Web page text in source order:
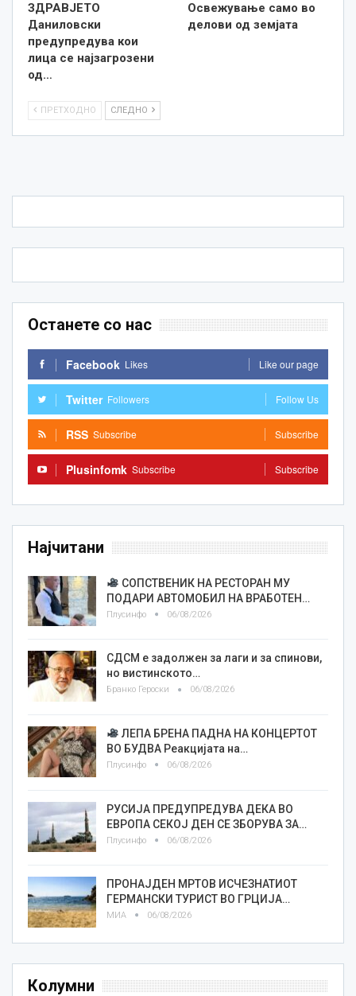
ЗДРАВЈЕТО
Даниловски
предупредува кои
лица се најзагрозени
од…
Освежување само во
делови од земјата
ПРЕТХОДНО СЛЕДНО
Останете со нас
Facebook Likes Like our page
Twitter Followers Follow Us
RSS Subscribe Subscribe
Plusinfomk Subscribe Subscribe
Најчитани
СОПСТВЕНИК НА РЕСТОРАН МУ
ПОДАРИ АВТОМОБИЛ НА ВРАБОТЕН…
Плусинфо 06/08/2026
СДСМ е задолжен за лаги и за спинови,
но вистинското…
Бранко Героски 06/08/2026
ЛЕПА БРЕНА ПАДНА НА КОНЦЕРТОТ
ВО БУДВА Реакцијата на…
Плусинфо 06/08/2026
РУСИЈА ПРЕДУПРЕДУВА ДЕКА ВО
ЕВРОПА СЕКОЈ ДЕН СЕ ЗБОРУВА ЗА…
Плусинфо 06/08/2026
ПРОНАЈДЕН МРТОВ ИСЧЕЗНАТИОТ
ГЕРМАНСКИ ТУРИСТ ВО ГРЦИЈА…
МИА 06/08/2026
Колумни